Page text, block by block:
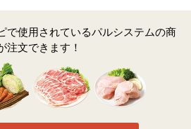
で使用されているパルシステムの商
注文できます！